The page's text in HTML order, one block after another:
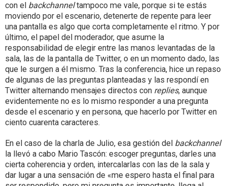
con el backchanneltampoco me vale, porque si te estás
moviendo por el escenario, detenerte de repente para leer
una pantalla es algo que corta completamente el ritmo. Y por
último, el papel del moderador, que asume la
responsabilidad de elegir entre las manos levantadas de la
sala, las de la pantalla de Twitter, o en un momento dado, las
que le surgen a él mismo. Tras la conferencia, hice un repaso
de algunas de las preguntas planteadas y las respondí en
Twitter alternando mensajes directos con replies, aunque
evidentemente no es lo mismo responder a una pregunta
desde el escenario y en persona, que hacerlo por Twitter en
ciento cuarenta caracteres.
En el caso de la charla de Julio, esa gestión del backchannel
la llevó a cabo Mario Tascón: escoger preguntas, darles una
cierta coherencia y orden, intercalarlas con las de la sala y
dar lugar a una sensación de «me espero hasta el final para